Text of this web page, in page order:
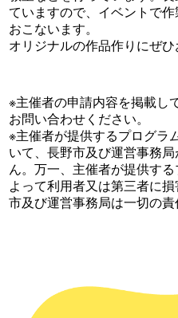
ていますので、イベントで作
おこないます。
オリジナルの作品作りにぜ
※主催者の申請内容を掲載し
お問い合わせください。
※主催者が提供するプログラ
いて、長野市及び運営事務
ん。万一、主催者が提供す
よって利用者又は第三者に
市及び運営事務局は一切の責